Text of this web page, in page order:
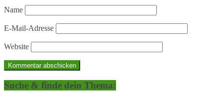
Name
E-Mail-Adresse
Website
Suche & finde dein Thema: